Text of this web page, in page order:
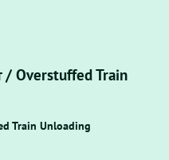
/ Overstuffed Train
Train Unloading